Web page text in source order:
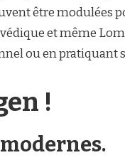
être modulées
et même
ou en pratiquant
!